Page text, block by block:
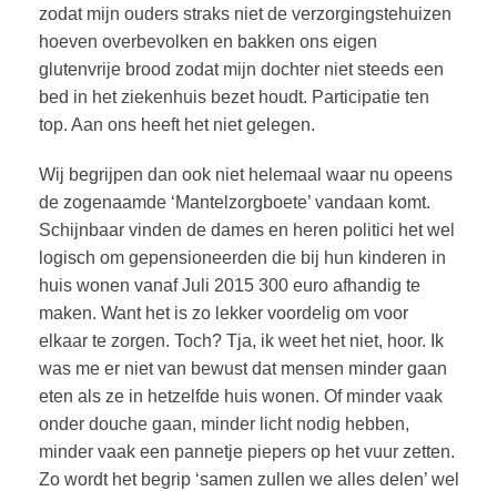
zodat mijn ouders straks niet de verzorgingstehuizen
hoeven overbevolken en bakken ons eigen
glutenvrije brood zodat mijn dochter niet steeds een
bed in het ziekenhuis bezet houdt. Participatie ten
top. Aan ons heeft het niet gelegen.
Wij begrijpen dan ook niet helemaal waar nu opeens
de zogenaamde ‘Mantelzorgboete’ vandaan komt.
Schijnbaar vinden de dames en heren politici het wel
logisch om gepensioneerden die bij hun kinderen in
huis wonen vanaf Juli 2015 300 euro afhandig te
maken. Want het is zo lekker voordelig om voor
elkaar te zorgen. Toch? Tja, ik weet het niet, hoor. Ik
was me er niet van bewust dat mensen minder gaan
eten als ze in hetzelfde huis wonen. Of minder vaak
onder douche gaan, minder licht nodig hebben,
minder vaak een pannetje piepers op het vuur zetten.
Zo wordt het begrip ‘samen zullen we alles delen’ wel